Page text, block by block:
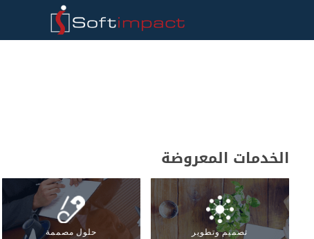
الخدمات المعروضة
تصميم وتطوير
حلول مصممة